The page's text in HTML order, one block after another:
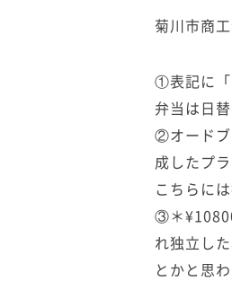
菊川市商
①表記に「
弁当は日
②オードブ
成したプ
こちらに
③＊
れ独立し
とかと思